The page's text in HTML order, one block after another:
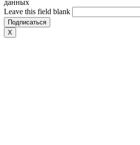
данных
Leave this field blank
X